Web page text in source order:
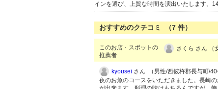
インを選び、上質な時間を演出いたします。
おすすめのクチコミ （7 件）
このお店・スポットの
推薦者
さくら さん （
kyousei さん （男性/西彼杵郡長与町/40
夜のお魚のコースをいただきました。長崎